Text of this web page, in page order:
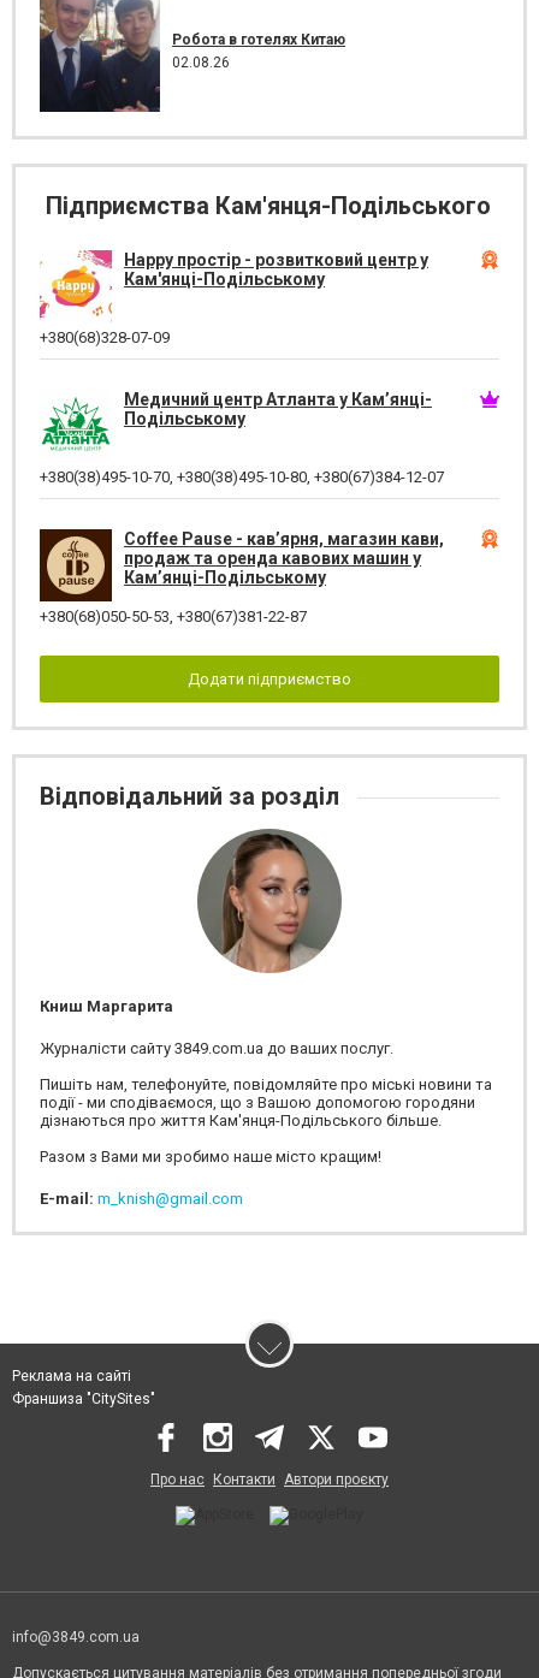
Робота в готелях Китаю
02.08.26
Підприємства Кам'янця-Подільського
Happy простір - розвитковий центр у
Кам'янці-Подільському
+380(68)328-07-09
Медичний центр Атланта у Кам’янці-
Подільському
+380(38)495-10-70 +380(38)495-10-80 +380(67)384-12-07
Coffee Pause - кав’ярня, магазин кави,
продаж та оренда кавових машин у
Кам’янці-Подільському
+380(68)050-50-53 +380(67)381-22-87
Додати підприємство
Відповідальний за розділ
Книш Маргарита
Журналісти сайту 3849.com.ua до ваших послуг.
Пишіть нам, телефонуйте, повідомляйте про міські новини та
події - ми сподіваємося, що з Вашою допомогою городяни
дізнаються про життя Кам'янця-Подільського більше.
Разом з Вами ми зробимо наше місто кращим!
E-mail: m_knish@gmail.com
Реклама на сайті
Франшиза "CitySites"
Про нас Контакти Автори проєкту
info@3849.com.ua
Допускається цитування матеріалів без отримання попередньої згоди